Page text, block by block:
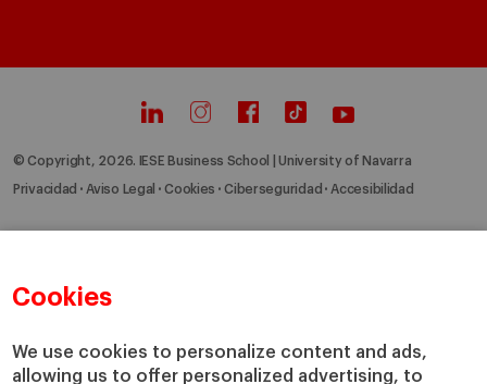
Cookies
We use cookies to personalize content and ads,
allowing us to offer personalized advertising, to
© Copyright, 2026. IESE Business School | University of Navarra
Privacidad Aviso Legal Cookies Ciberseguridad Accesibilidad